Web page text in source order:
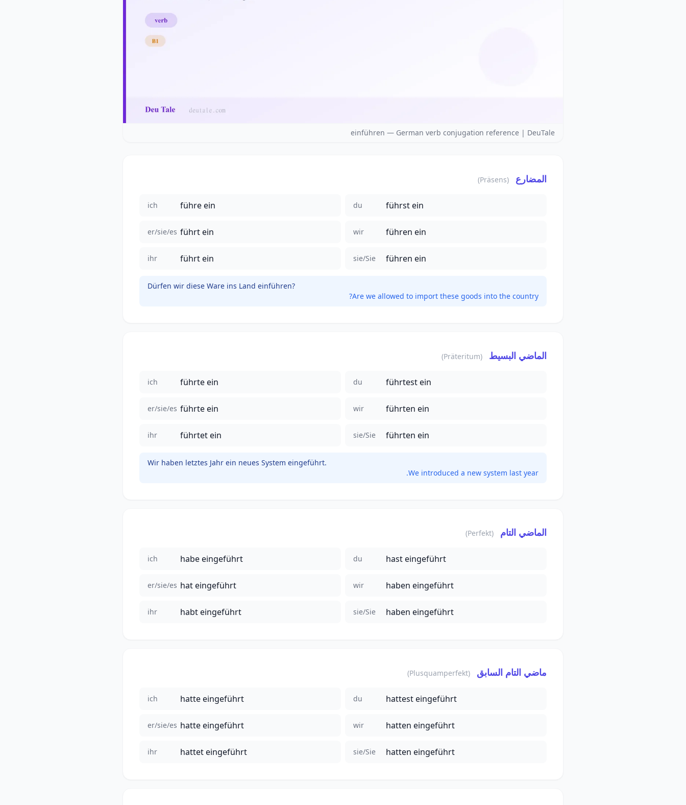
einführen — German verb conjugation reference | DeuTale
المضارع (Präsens)
ich führe ein du führst ein
er/sie/es führt ein wir führen ein
ihr führt ein sie/Sie führen ein
Dürfen wir diese Ware ins Land einführen?
Are we allowed to import these goods into the country?
الماضي البسيط (Präteritum)
ich führte ein du führtest ein
er/sie/es führte ein wir führten ein
ihr führtet ein sie/Sie führten ein
Wir haben letztes Jahr ein neues System eingeführt.
We introduced a new system last year.
الماضي التام (Perfekt)
ich habe eingeführt du hast eingeführt
er/sie/es hat eingeführt wir haben eingeführt
ihr habt eingeführt sie/Sie haben eingeführt
ماضي التام السابق (Plusquamperfekt)
ich hatte eingeführt du hattest eingeführt
er/sie/es hatte eingeführt wir hatten eingeführt
ihr hattet eingeführt sie/Sie hatten eingeführt